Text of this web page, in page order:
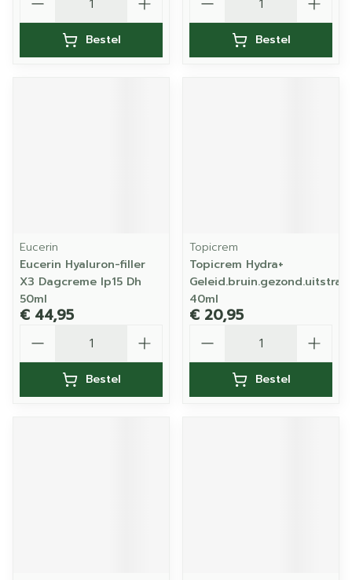
Bestel Bestel
Eucerin
Eucerin Hyaluron-filler
X3 Dagcreme Ip15 Dh
50ml
€ 44,95
Bestel
Topicrem
Topicrem Hydra+
Geleid.bruin.gezond.uitstral.
40ml
€ 20,95
Bestel